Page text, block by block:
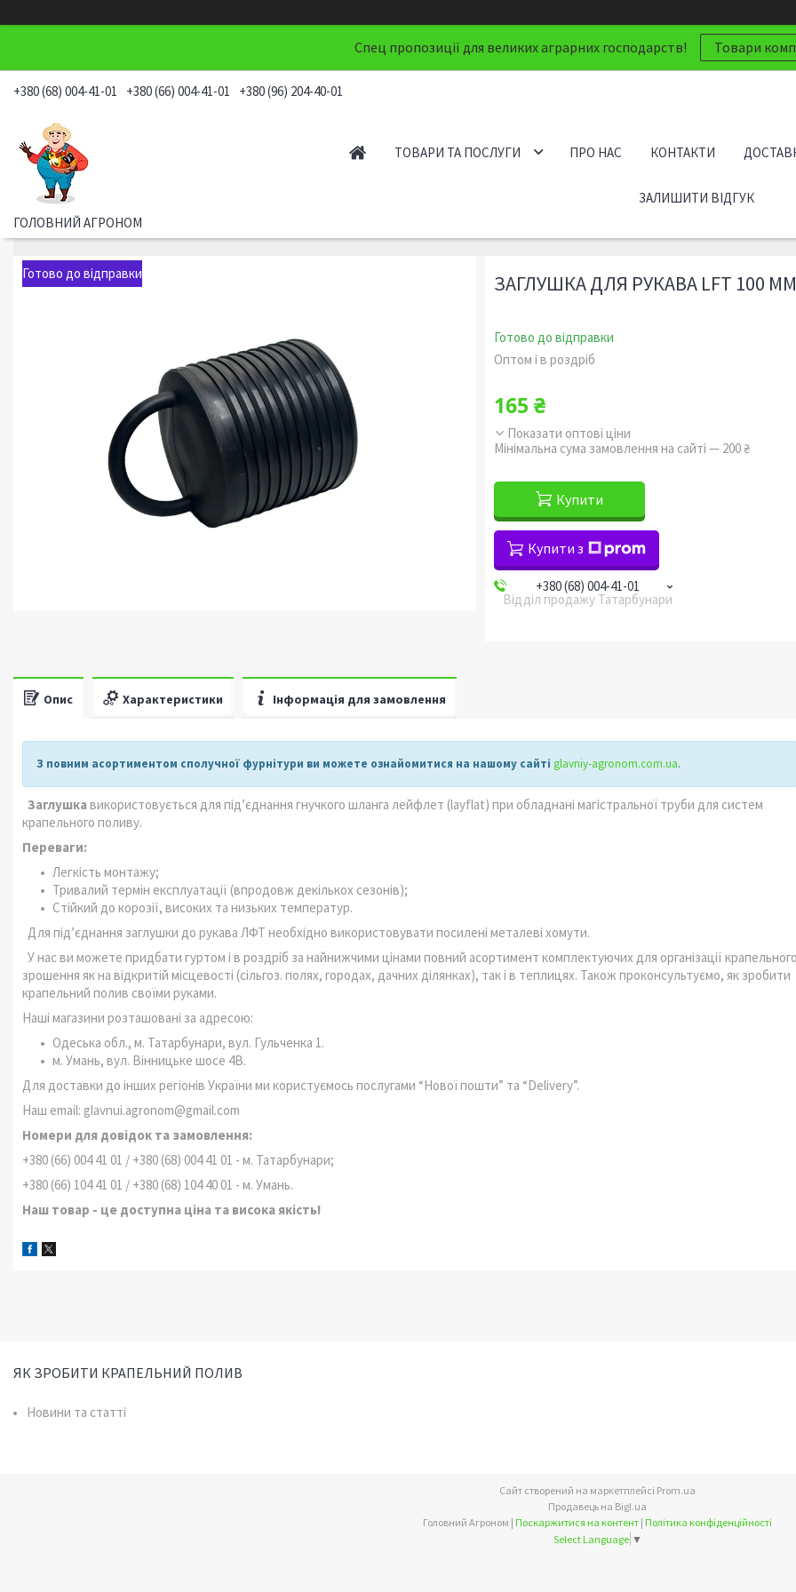
Спец пропозиції для великих аграрних господарств! Товари
+380 (68) 004-41-01 +380 (66) 004-41-01 +380 (96) 204-40-01
ГОЛОВНИЙ АГРОНОМ
ТОВАРИ ТА ПОСЛУГИ ПРО НАС КОНТАКТИ
ЗАЛИШИТИ ВІДГУК
Готово до відправки ЗАГЛУШКА ДЛЯ РУКАВА LFT 100
Готово до відправки
Оптом і в роздріб
165 ₴
Показати оптові ціни
Мінімальна сума замовлення на сайті — 200 ₴
Купити
Купити з
+380 (68) 004-41-01
Відділ продажу Татарбунари
Опис Характеристики Інформація для замовлення
З повним асортиментом сполучної фурнітури ви можете ознайомитися на нашому сайті glavniy-agronom.com.ua.
Заглушкавикористовується для підʼєднання гнучкого шланга лейфлет (layflat) при обладнані магістральної труби для систем
крапельного поливу.
Переваги:
Легкість монтажу;
Тривалий термін експлуатації (впродовж декількох сезонів);
Стійкий до корозії, високих та низьких температур.
Для підʼєднання заглушки до рукава ЛФТ необхідно використовувати посилені металеві хомути.
У нас ви можете придбати гуртом і в роздріб за найнижчими цінами повний асортимент комплектуючих для організації
зрошення як на відкритій місцевості (сільгоз. полях, городах, дачних ділянках), так і в теплицях. Також проконсультуємо, як зробити
крапельний полив своїми руками.
Наші магазини розташовані за адресою:
Одеська обл., м. Татарбунари, вул. Гульченка 1.
м. Умань, вул. Вінницьке шосе 4В.
Для доставки до інших регіонів України ми користуємось послугами “Нової пошти” та “Delivery”.
Наш email: glavnui.agronom@gmail.com
Номери для довідок та замовлення:
+380 (66) 004 41 01 / +380 (68) 004 41 01 - м. Татарбунари;
+380 (66) 104 41 01 / +380 (68) 104 40 01 - м. Умань.
Наш товар - це доступна ціна та висока якість!
ЯК ЗРОБИТИ КРАПЕЛЬНИЙ ПОЛИВ
Новини та статті
Сайт створений на маркетплейсі Prom.ua
Продавець на Bigl.ua
Головний Агроном | Поскаржитися на контент | Політика конфіденційності
Select Language ▼